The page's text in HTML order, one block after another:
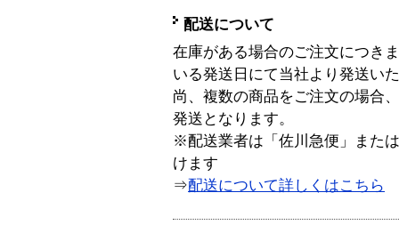
配送について
在庫がある場合のご注文につき
いる発送日にて当社より発送い
尚、複数の商品をご注文の場合
発送となります。
※配送業者は「佐川急便」また
けます
⇒配送について詳しくはこちら